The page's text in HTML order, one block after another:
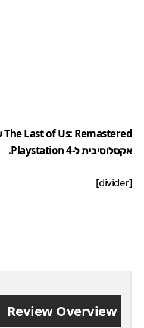
אקסלוסיבית ל-Playstation 4.
[divider]
Review Overview